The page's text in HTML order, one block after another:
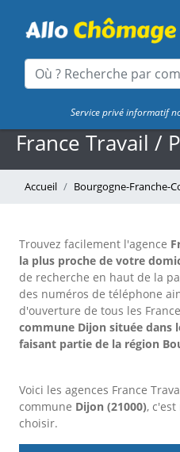
Service privé informatif
France Travail /
Accueil Bourgogne-Franche-
Trouvez facilement l'agence
la plus proche de votre
de recherche en haut de la
des numéros de téléphone
d'ouverture de tous les
commune Dijon située dans
faisant partie de la région
Voici les agences France
commune Dijon (21000),
choisir.